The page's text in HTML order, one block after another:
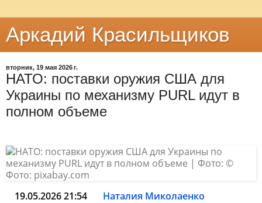
Аркадий Красильщиков
вторник, 19 мая 2026 г.
НАТО: поставки оружия США для
Украины по механизму PURL идут в
полном объеме
19.05.2026 21:54 Наталия Миколаенко